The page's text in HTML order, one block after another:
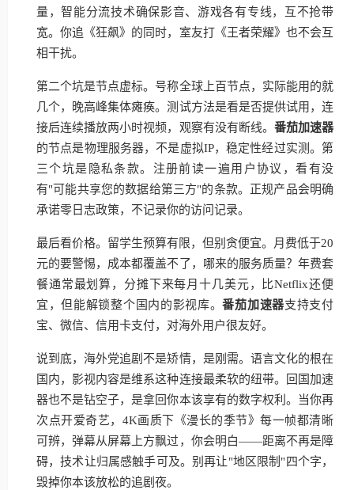
量，智能分流技术确保影音、游戏各有专线，互不抢带
宽。你追《狂飙》的同时，室友打《王者荣耀》也不会互
相干扰。
第二个坑是节点虚标。号称全球上百节点，实际能用的就
几个，晚高峰集体瘫痪。测试方法是看是否提供试用，连
接后连续播放两小时视频，观察有没有断线。 番茄加速器
的节点是物理服务器，不是虚拟IP，稳定性经过实测。第
三个坑是隐私条款。注册前读一遍用户协议，看有没
有"可能共享您的数据给第三方"的条款。正规产品会明确
承诺零日志政策，不记录你的访问记录。
最后看价格。留学生预算有限，但别贪便宜。月费低于20
元的要警惕，成本都覆盖不了，哪来的服务质量？年费套
餐通常最划算，分摊下来每月十几美元，比Netflix还便
宜，但能解锁整个国内的影视库。番茄加速器支持支付
宝、微信、信用卡支付，对海外用户很友好。
说到底，海外党追剧不是矫情，是刚需。语言文化的根在
国内，影视内容是维系这种连接最柔软的纽带。回国加速
器也不是钻空子，是拿回你本该享有的数字权利。当你再
次点开爱奇艺，4K画质下《漫长的季节》每一帧都清晰
可辨，弹幕从屏幕上方飘过，你会明白——距离不再是障
碍，技术让归属感触手可及。别再让"地区限制"四个字，
毁掉你本该放松的追剧夜。